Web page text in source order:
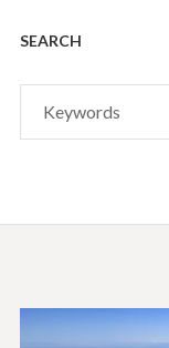
SEARCH